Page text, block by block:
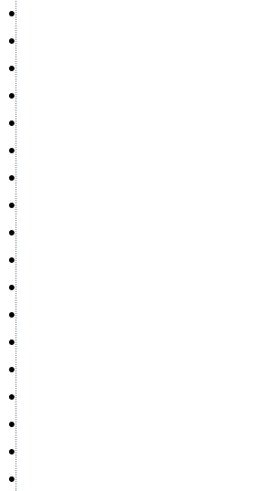
•
•
•
•
•
•
•
•
•
•
•
•
•
•
•
•
•
•